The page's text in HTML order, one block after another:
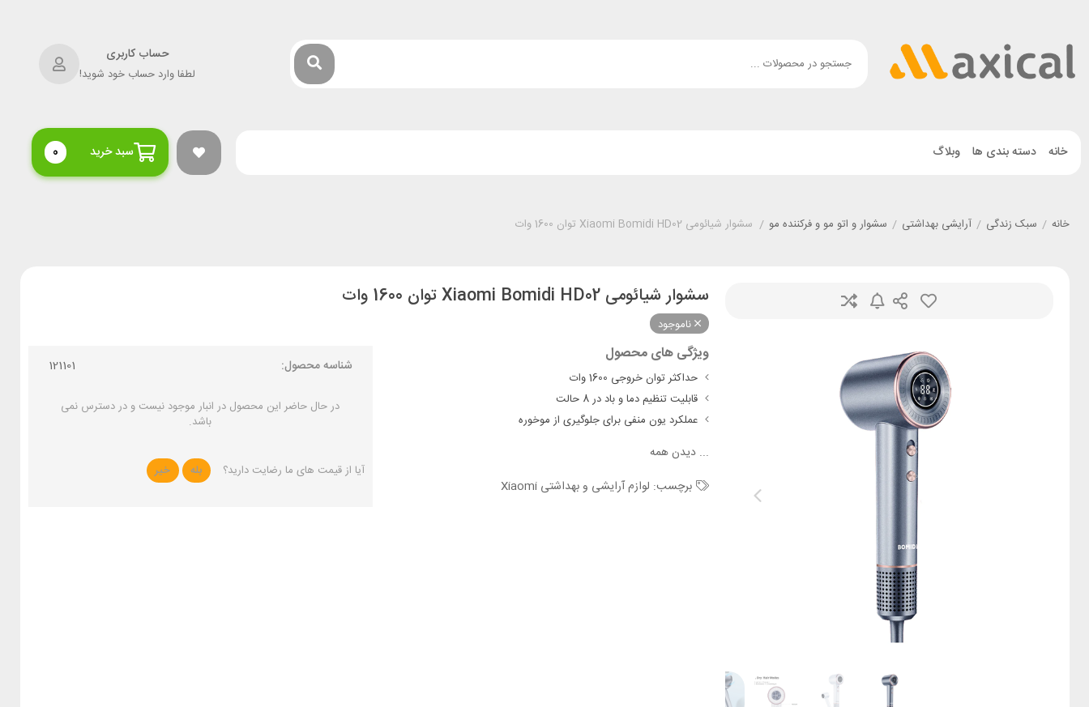
حساب کاربری
لطفا وارد حساب خود شوید!
خانه دسته بندی ها وبلاگ سبد خرید 0
خانه / سبک زندگی / آرایشی بهداشتی / سشوار و اتو مو و فرکننده مو / سشوار شیائومی Xiaomi Bomidi HD02 توان 1600 وات
سشوار شیائومی Xiaomi Bomidi HD02 توان 1600 وات
ناموجود
ویژگی های محصول
حداکثر توان خروجی 1600 وات
قابلیت تنظیم دما و باد در 8 حالت
عملکرد یون منفی برای جلوگیری از موخوره
...دیدن همه
برچسب: لوازم آرایشی و بهداشتی Xiaomi
شناسه محصول: 121101
در حال حاضر این محصول در انبار موجود نیست و در دسترس نمی
باشد.
آیا از قیمت های ما رضایت دارید؟ بله خیر